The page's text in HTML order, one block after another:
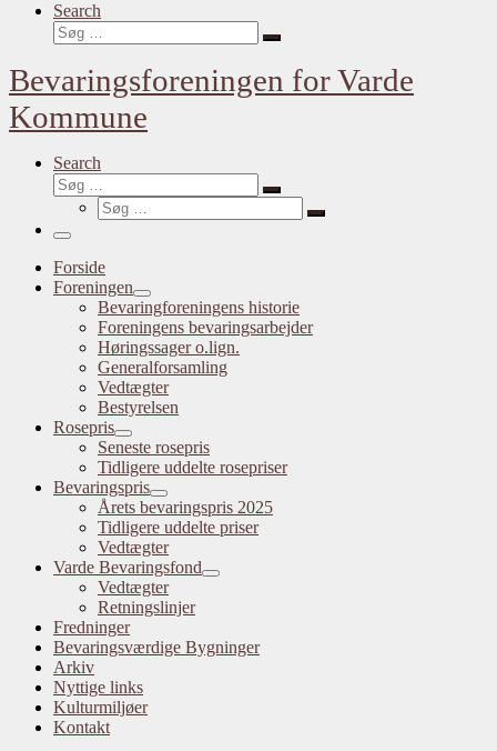
Search
Søg
Søg
Bevaringsforeningen for Varde
Kommune
Search
Søg
Søg
Søg
Søg
Menu
Forside
Foreningen
Bevaringforeningens historie
Foreningens bevaringsarbejder
Høringssager o.lign.
Generalforsamling
Vedtægter
Bestyrelsen
Rosepris
Seneste rosepris
Tidligere uddelte rosepriser
Bevaringspris
Årets bevaringspris 2025
Tidligere uddelte priser
Vedtægter
Varde Bevaringsfond
Vedtægter
Retningslinjer
Fredninger
Bevaringsværdige Bygninger
Arkiv
Nyttige links
Kulturmiljøer
Kontakt